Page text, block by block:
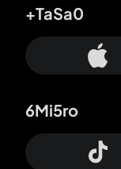
+TaSa0
6Mi5ro